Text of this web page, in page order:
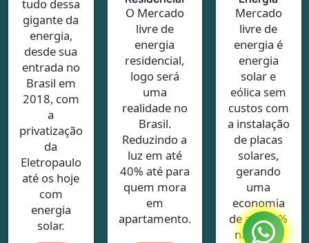
tudo dessa
gigante da
energia,
desde sua
entrada no
Brasil em
2018, com
a
privatização
da
Eletropaulo
até os hoje
com
energia
solar.
O Mercado
livre de
energia
residencial,
logo será
uma
realidade no
Brasil.
Reduzindo a
luz em até
40% até para
quem mora
em
apartamento.
Mercado
livre de
energia é
energia
solar e
eólica sem
custos com
a instalação
de placas
solares,
gerando
uma
economia
de até 40%
na conta.